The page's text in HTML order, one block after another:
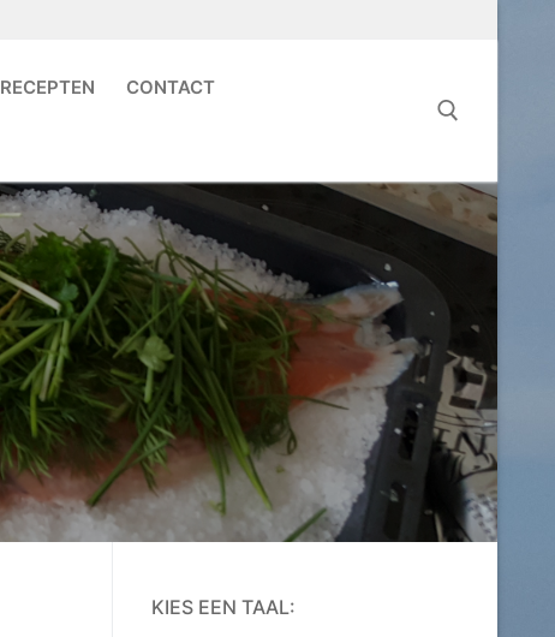
RECEPTEN CONTACT
KIES EEN TAAL: